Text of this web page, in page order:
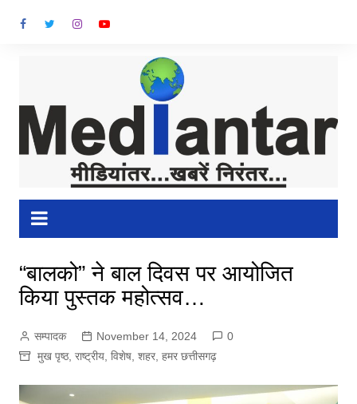
“बालको” ने बाल दिवस पर आयोजित
किया पुस्तक महोत्सव…
सम्पादक November 14, 2024
0
मुख पृष्ठ, राष्ट्रीय, विशेष, शहर, हमर छत्तीसगढ़